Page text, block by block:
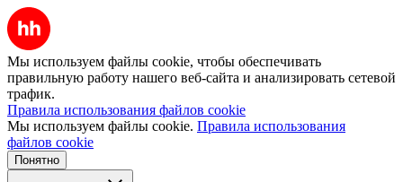
Мы используем файлы cookie, чтобы обеспечивать
правильную работу нашего веб-сайта и анализировать сетевой
трафик.
Правила использования файлов cookie
Мы используем файлы cookie. Правила использования
файлов cookie
Понятно